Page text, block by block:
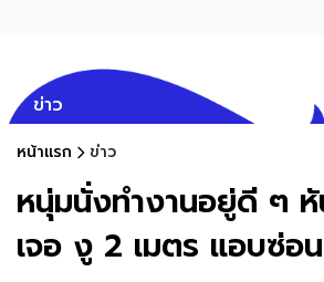
ข่าว
หน้าแรก ข่าว
หนุ่มนั่งทำงานอยู่ดี ๆ หั
เจอ งู 2 เมตร แอบซ่อ